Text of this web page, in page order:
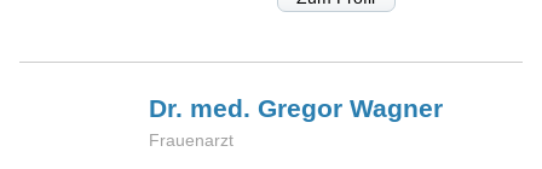
Dr. med. GregorWagner
Frauenarzt